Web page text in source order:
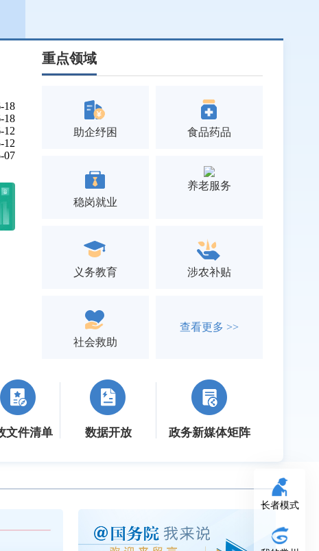
18
18
12
12
07
重点领域
助企纾困 食品药品
稳岗就业
养老服务
义务教育 涉农补贴
社会救助
查看更多 >>
文件清单 数据开放 政务新媒体矩阵
长者模式